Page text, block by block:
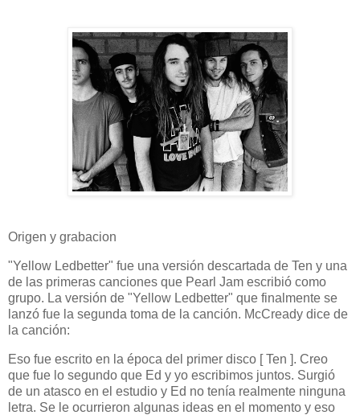
Origen y grabacion
"Yellow Ledbetter" fue una versión descartada de Ten y una
de las primeras canciones que Pearl Jam escribió como
grupo. La versión de "Yellow Ledbetter" que finalmente se
lanzó fue la segunda toma de la canción. McCready dice de
la canción:
Eso fue escrito en la época del primer disco [ Ten ]. Creo
que fue lo segundo que Ed y yo escribimos juntos. Surgió
de un atasco en el estudio y Ed no tenía realmente ninguna
letra. Se le ocurrieron algunas ideas en el momento y eso